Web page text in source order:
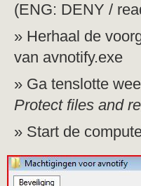
(ENG: DENY /
Herhaal de
van avnotify.exe
Ga tenslotte
Protect files and
Start de